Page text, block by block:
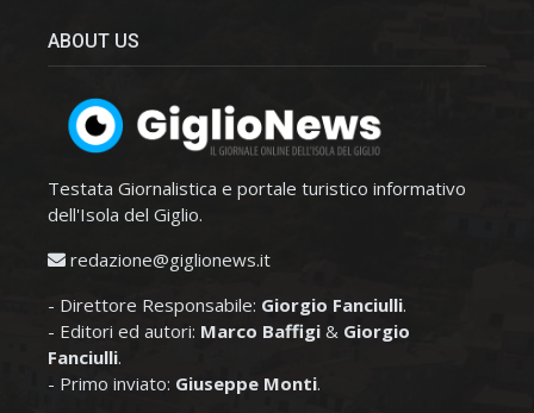
ABOUT US
Testata Giornalistica e portale turistico informativo
dell'Isola del Giglio.
redazione@giglionews.it
- Direttore Responsabile: Giorgio Fanciulli.
- Editori ed autori: Marco Baffigi & Giorgio
Fanciulli.
- Primo inviato: Giuseppe Monti.